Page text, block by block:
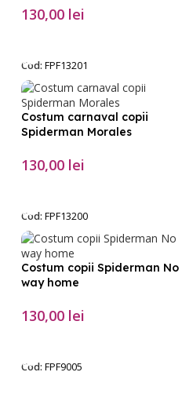
130,00 lei
Cod: FPF13201
Costum carnaval copii
Spiderman Morales
130,00 lei
Cod: FPF13200
Costum copii Spiderman No
way home
130,00 lei
Cod: FPF9005